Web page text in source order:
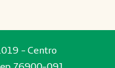
- Centro